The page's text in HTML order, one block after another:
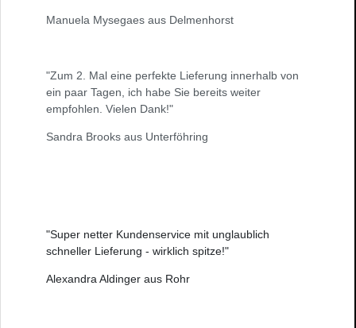
Manuela Mysegaes aus Delmenhorst
"Zum 2. Mal eine perfekte Lieferung innerhalb von
ein paar Tagen, ich habe Sie bereits weiter
empfohlen. Vielen Dank!"
Sandra Brooks aus Unterföhring
"Super netter Kundenservice mit unglaublich
schneller Lieferung - wirklich spitze!"
Alexandra Aldinger aus Rohr